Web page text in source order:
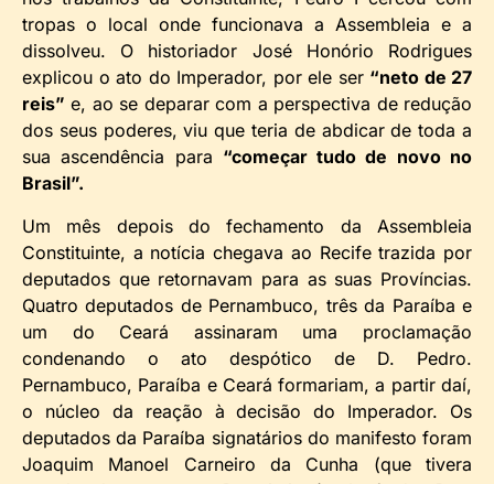
tropas o local onde funcionava a Assembleia e a
dissolveu. O historiador José Honório Rodrigues
explicou o ato do Imperador, por ele ser “neto de 27
reis” e, ao se deparar com a perspectiva de redução
dos seus poderes, viu que teria de abdicar de toda a
sua ascendência para “começar tudo de novo no
Brasil”.
Um mês depois do fechamento da Assembleia
Constituinte, a notícia chegava ao Recife trazida por
deputados que retornavam para as suas Províncias.
Quatro deputados de Pernambuco, três da Paraíba e
um do Ceará assinaram uma proclamação
condenando o ato despótico de D. Pedro.
Pernambuco, Paraíba e Ceará formariam, a partir daí,
o núcleo da reação à decisão do Imperador. Os
deputados da Paraíba signatários do manifesto foram
Joaquim Manoel Carneiro da Cunha (que tivera